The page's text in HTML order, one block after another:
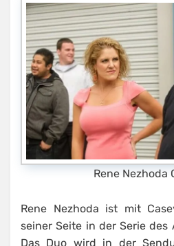
Rene Nezhoda
Rene Nezhoda ist mit
seiner Seite in der Serie des
Das Duo wird in der